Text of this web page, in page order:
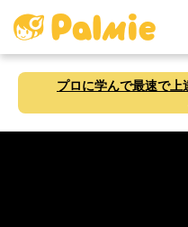
プロに学んで最速で